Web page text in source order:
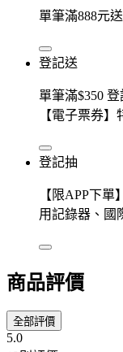
單筆滿888元
登記送
單筆滿$350
【電子票券
登記抽
【限APP下
用記錄器、國
商品評價
全部評價
5.0